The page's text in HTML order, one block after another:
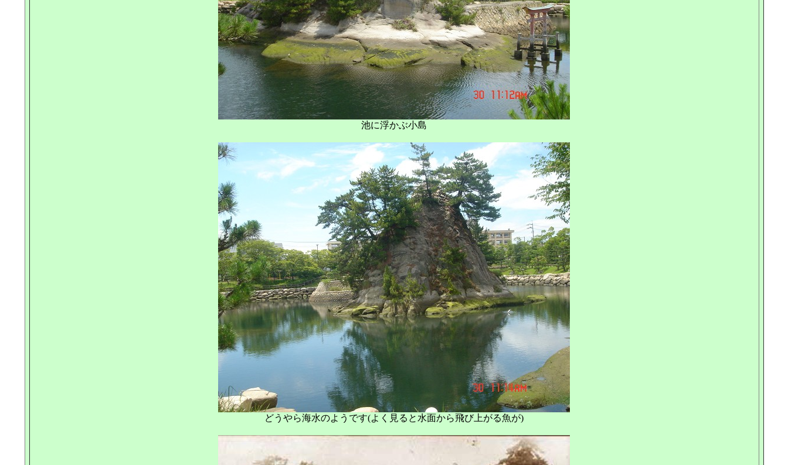
池に浮かぶ小島
どうやら海水のようです(よく見ると水面から飛び上がる魚が)